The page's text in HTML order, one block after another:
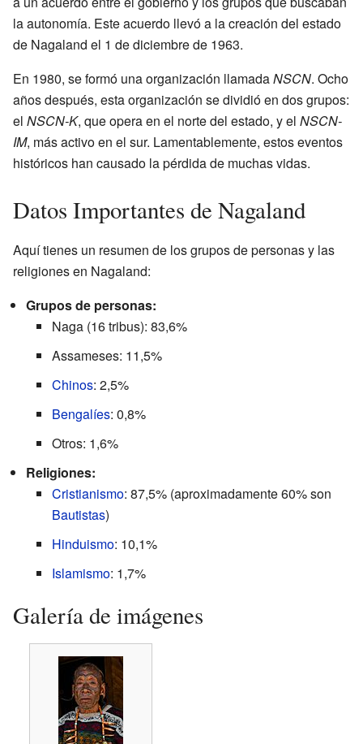
la autonomía. Este acuerdo llevó a la creación del estado
de Nagaland el 1 de diciembre de 1963.
En 1980, se formó una organización llamadaNSCN. Ocho
años después, esta organización se dividió en dos grupos:
el NSCN-K, que opera en el norte del estado, y el NSCN-
IM, más activo en el sur. Lamentablemente, estos eventos
históricos han causado la pérdida de muchas vidas.
Datos Importantes de Nagaland
Aquí tienes un resumen de los grupos de personas y las
religiones en Nagaland:
Grupos de personas:
Naga (16 tribus): 83,6%
Assameses: 11,5%
Chinos: 2,5%
Bengalíes: 0,8%
Otros: 1,6%
Religiones:
Cristianismo: 87,5% (aproximadamente 60% son
Bautistas)
Hinduismo: 10,1%
Islamismo: 1,7%
Galería de imágenes